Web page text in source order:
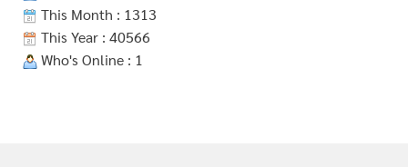
This Month : 1313
This Year : 40566
Who's Online : 1